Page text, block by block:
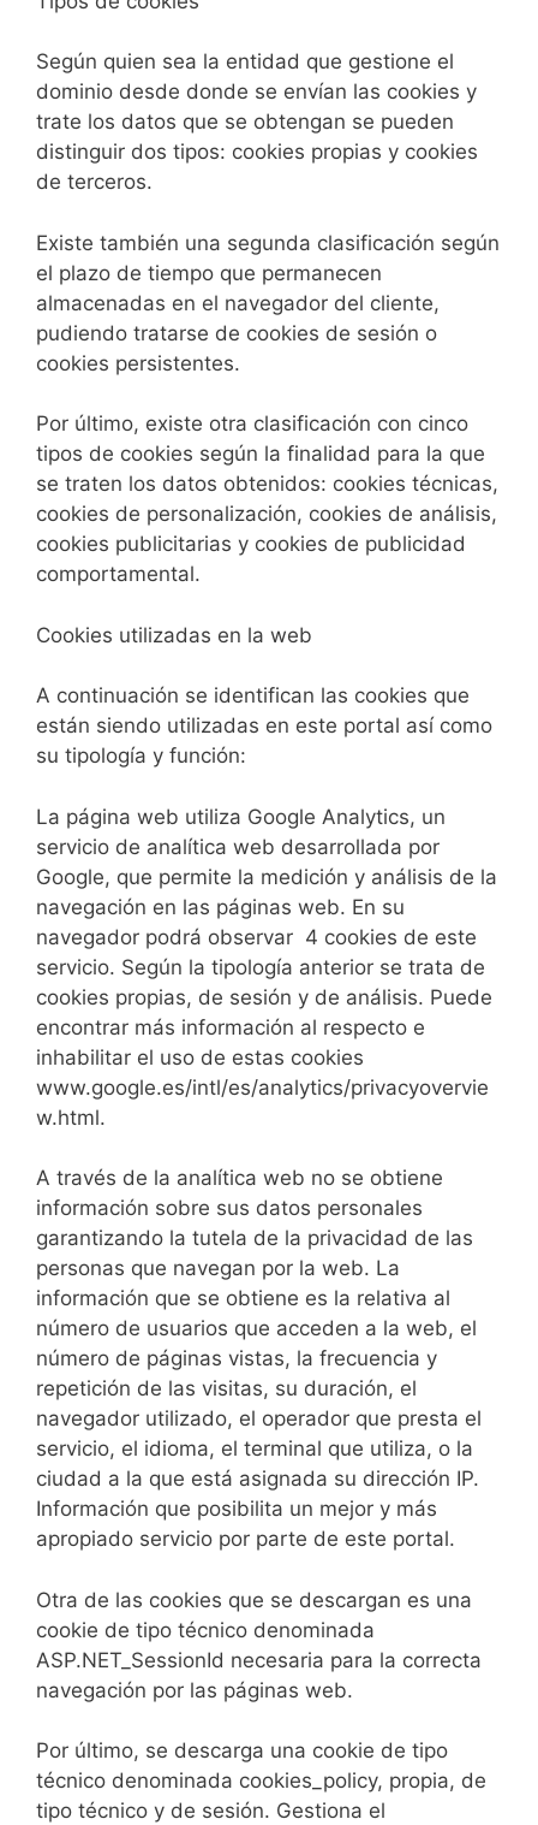
Según quien sea la entidad que gestione el
dominio desde donde se envían las cookies y
trate los datos que se obtengan se pueden
distinguir dos tipos: cookies propias y cookies
de terceros.
Existe también una segunda clasificación según
el plazo de tiempo que permanecen
almacenadas en el navegador del cliente,
pudiendo tratarse de cookies de sesión o
cookies persistentes.
Por último, existe otra clasificación con cinco
tipos de cookies según la finalidad para la que
se traten los datos obtenidos: cookies técnicas,
cookies de personalización, cookies de análisis,
cookies publicitarias y cookies de publicidad
comportamental.
Cookies utilizadas en la web
A continuación se identifican las cookies que
están siendo utilizadas en este portal así como
su tipología y función:
La página web utiliza Google Analytics, un
servicio de analítica web desarrollada por
Google, que permite la medición y análisis de la
navegación en las páginas web. En su
navegador podrá observar 4 cookies de este
servicio. Según la tipología anterior se trata de
cookies propias, de sesión y de análisis. Puede
encontrar más información al respecto e
inhabilitar el uso de estas cookies
www.google.es/intl/es/analytics/privacyovervie
w.html.
A través de la analítica web no se obtiene
información sobre sus datos personales
garantizando la tutela de la privacidad de las
personas que navegan por la web. La
información que se obtiene es la relativa al
número de usuarios que acceden a la web, el
número de páginas vistas, la frecuencia y
repetición de las visitas, su duración, el
navegador utilizado, el operador que presta el
servicio, el idioma, el terminal que utiliza, o la
ciudad a la que está asignada su dirección IP.
Información que posibilita un mejor y más
apropiado servicio por parte de este portal.
Otra de las cookies que se descargan es una
cookie de tipo técnico denominada
ASP.NET_SessionId necesaria para la correcta
navegación por las páginas web.
Por último, se descarga una cookie de tipo
técnico denominada cookies_policy, propia, de
tipo técnico y de sesión. Gestiona el